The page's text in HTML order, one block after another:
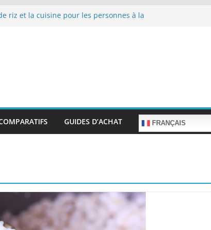
riz et la cuisine pour les personnes à la
riz pour les familles nombreuses : Cuisson
riz et la préparation de plats pour les
GUIDES D’ACHAT FRANÇAIS